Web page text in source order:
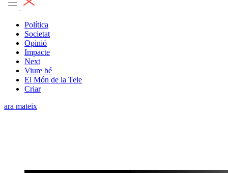
Política
Societat
Opinió
Impacte
Next
Viure bé
El Món de la Tele
Criar
ara mateix